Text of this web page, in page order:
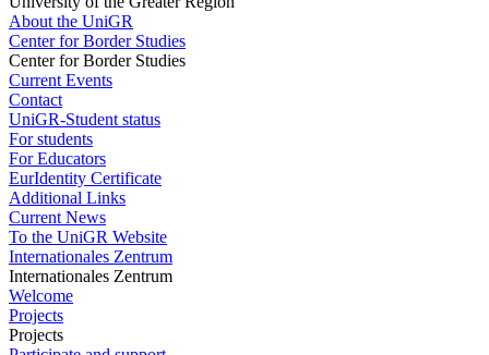
About the UniGR
Center for Border Studies
Center for Border Studies
Current Events
Contact
UniGR-Student status
For students
For Educators
EurIdentity Certificate
Additional Links
Current News
To the UniGR Website
Internationales Zentrum
Internationales Zentrum
Welcome
Projects
Projects